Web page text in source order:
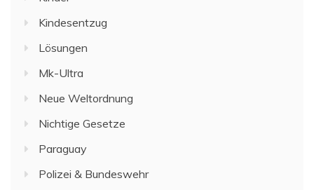
Kindesentzug
Lösungen
Mk-Ultra
Neue Weltordnung
Nichtige Gesetze
Paraguay
Polizei & Bundeswehr